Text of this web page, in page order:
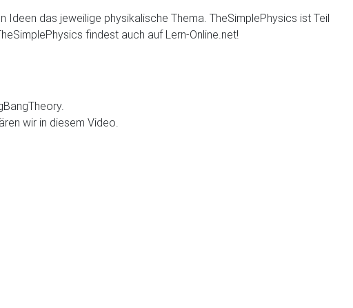
das jeweilige physikalische Thema. TheSimplePhysics ist Teil
findest auch auf Lern-Online.net!
wir in diesem Video.